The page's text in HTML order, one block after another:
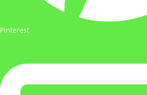
Pinterest